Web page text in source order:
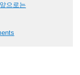
으로는